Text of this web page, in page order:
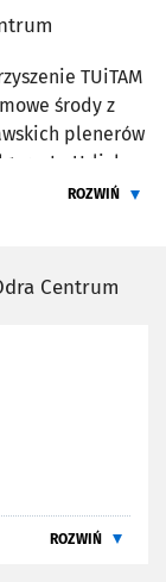
TUiTAM
środy z
plenerów
Urlich-
Wrocławia.
Radosław
Waldemar
(1972), reż.
ROZWIŃ
Centrum
ROZWIŃ